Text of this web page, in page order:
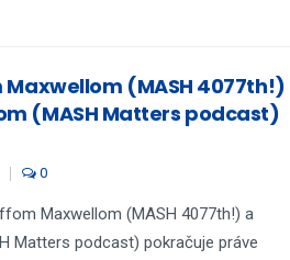
(MASH 4077th!)
(MASH Matters podcast)
0
Maxwellom (MASH 4077th!) a
Matters podcast) pokračuje práve